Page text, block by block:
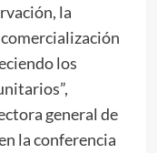
la
los
general de
la conferencia